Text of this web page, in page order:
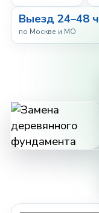
Выезд 24–48 ч
по Москве и МО